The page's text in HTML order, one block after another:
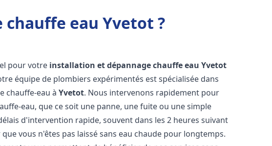
eau Yvetot ?
pour votre installation et dépannage chauffe eau Yvetot
équipe de plombiers expérimentés est spécialisée dans
chauffe-eau àYvetot. Nous intervenons rapidement pour
eau, que ce soit une panne, une fuite ou une simple
d'intervention rapide, souvent dans les 2 heures suivant
vous n'êtes pas laissé sans eau chaude pour longtemps.